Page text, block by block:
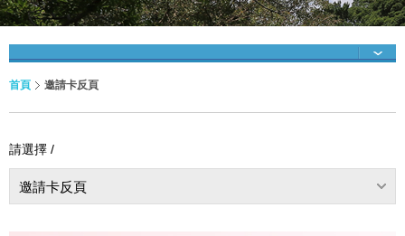
首頁 邀請卡反頁
請選擇 /
邀請卡反頁